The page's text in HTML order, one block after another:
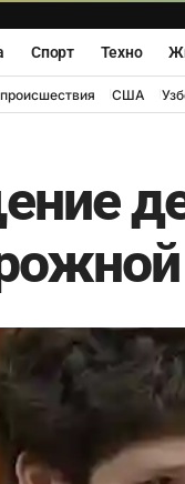
Спорт Техно
происшествия США